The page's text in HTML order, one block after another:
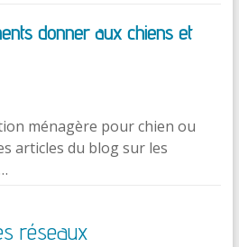
donner aux chiens et
ménagère pour chien ou
articles du blog sur les
réseaux